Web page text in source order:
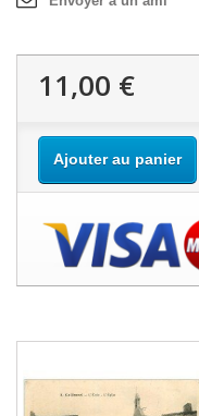
11,00 €
Ajouter au panier